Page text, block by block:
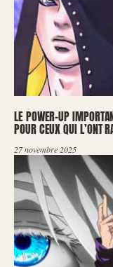
LE POWER-UP
POUR CEUX QUI L’ONT
27 novembre 2025